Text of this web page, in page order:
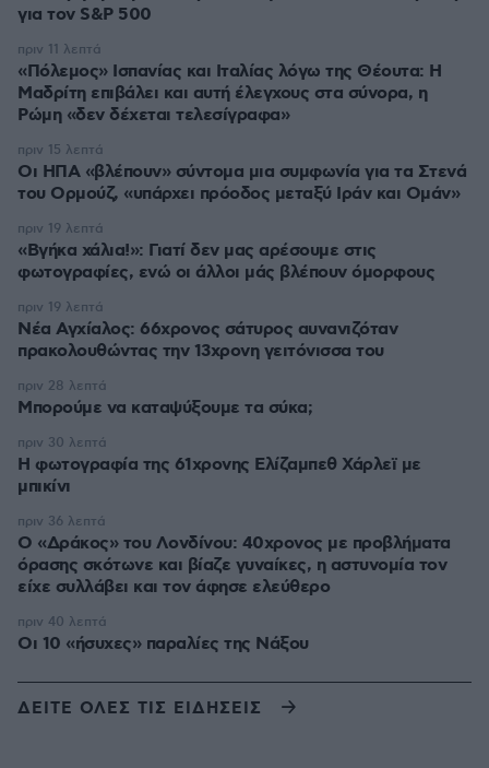
για τον S&P 500
«Πόλεμος» Ισπανίας και Ιταλίας λόγω της Θέουτα: Η
Μαδρίτη επιβάλει και αυτή έλεγχους στα σύνορα, η
Ρώμη «δεν δέχεται τελεσίγραφα»
πριν 11 λεπτά
Οι ΗΠΑ «βλέπουν» σύντομα μια συμφωνία για τα Στενά
του Ορμούζ, «υπάρχει πρόοδος μεταξύ Ιράν και Ομάν»
πριν 15 λεπτά
«Βγήκα χάλια!»: Γιατί δεν μας αρέσουμε στις
φωτογραφίες, ενώ οι άλλοι μάς βλέπουν όμορφους
πριν 19 λεπτά
Νέα Αγχίαλος: 66χρονος σάτυρος αυνανιζόταν
πρακολουθώντας την 13χρονη γειτόνισσα του
πριν 19 λεπτά
Μπορούμε να καταψύξουμε τα σύκα;
πριν 28 λεπτά
Η φωτογραφία της 61χρονης Ελίζαμπεθ Χάρλεϊ με
μπικίνι
πριν 30 λεπτά
Ο «Δράκος» του Λονδίνου: 40χρονος με προβλήματα
όρασης σκότωνε και βίαζε γυναίκες, η αστυνομία τον
είχε συλλάβει και τον άφησε ελεύθερο
πριν 36 λεπτά
Οι 10 «ήσυχες» παραλίες της Νάξου
πριν 40 λεπτά
ΔΕΙΤΕ ΟΛΕΣ ΤΙΣ ΕΙΔΗΣΕΙΣ